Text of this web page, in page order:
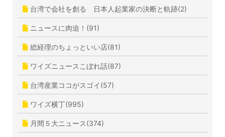
台湾で会社を創る 日本人起業家の決断と軌跡(2)
ニュースに肉迫！(91)
総経理のちょっといい店(81)
ワイズニュースこぼれ話(87)
台湾産業ココがスゴイ(57)
ワイズ横丁(995)
月間５大ニュース(374)